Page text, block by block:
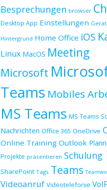
Besprechungen browser
Desktop App Einstellungen
Hintergrund Home Office iOS
Linux MacOS Meeting
Microsoft
Teams Mobiles
MS Teams MS Teams
Nachrichten Office 365 OneDrive
Online Training Outlook
Projekte präsentieren Schulung
SharePoint Tags Teams
Videoanruf Videotelefonie